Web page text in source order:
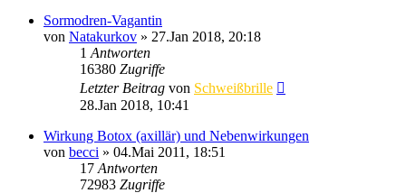
Sormodren-Vagantin
von Natakurkov » 27.Jan 2018, 20:18
1 Antworten
16380 Zugriffe
Letzter Beitrag von Schweißbrille
28.Jan 2018, 10:41
Wirkung Botox (axillär) und Nebenwirkungen
von becci » 04.Mai 2011, 18:51
17 Antworten
72983 Zugriffe